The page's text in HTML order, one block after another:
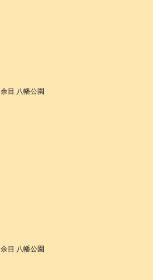
余目 八幡公園
余目 八幡公園